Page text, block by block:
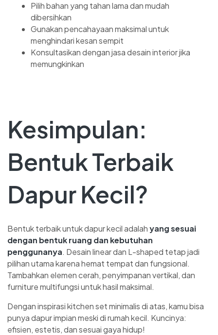
Pilih bahan yang tahan lama dan mudah
dibersihkan
Gunakan pencahayaan maksimal untuk
menghindari kesan sempit
Konsultasikan dengan jasa desain interior jika
memungkinkan
Kesimpulan:
Bentuk Terbaik
Dapur Kecil?
Bentuk terbaik untuk dapur kecil adalahyang sesuai
dengan bentuk ruang dan kebutuhan
penggunanya. Desain linear dan L-shaped tetap jadi
pilihan utama karena hemat tempat dan fungsional.
Tambahkan elemen cerah, penyimpanan vertikal, dan
furniture multifungsi untuk hasil maksimal.
Dengan inspirasi kitchen set minimalis di atas, kamu bisa
punya dapur impian meski di rumah kecil. Kuncinya:
efisien, estetis, dan sesuai gaya hidup!